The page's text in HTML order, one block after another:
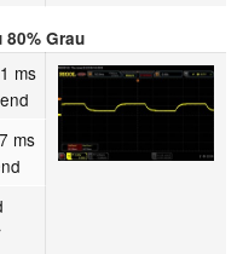
80% Grau
ms
ms